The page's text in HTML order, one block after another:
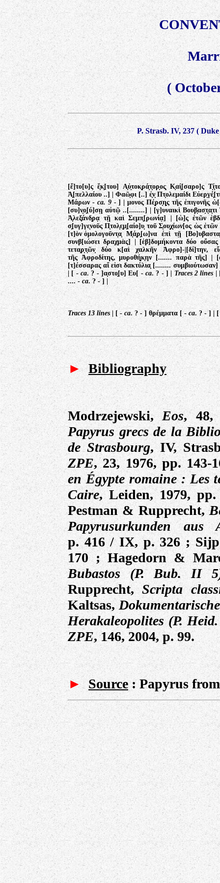
(
P. Strasb. IV, 237 (
[ἔ]το[υ]ς ἕ̣κ̣[του] Α̣ὐ̣τοκ̣ρά̣τ̣ορ̣ος̣ Κ̣αί̣[σαρο]ς
Ἀ̣[πελλαίου ..] | Φαῶ̣φι [..] ἐ̣ν̣ Πτ̣ολεμαίδι
Μάρων - ca. 9- ] | μονος Πέ̣ρσ̣η̣ς τῆς ἐπιγονῆς̣
[συ]ν̣ο̣[ύ]σῃ αὐτῷ ..[........] | [γ]υναικὶ
Ἀ̣λεξάνδ̣ρᾳ τῇ καὶ Σεμπ̣[ρωνίᾳ] | [ὡ]ς ἐτῶν
σ̣[υγ]γε̣νοῦς Π̣τολ̣ε̣μ̣[αίο]υ̣ τοῦ Σ̣ου̣χ̣ίων[ος ὡς
[τ]ὸν ὁμολογοῦντ̣α̣ Μ̣ά̣ρ̣[ω]να ἐπὶ τῇ
συνβ[ιώσει δραχμὰς] | [ἑβ]δομήκοντα δύο
τετα̣ρ̣τ̣ῶν̣ δύο κ[αὶ χαλκῆν Ἀφρο]-|[δί]την,
τῆς Ἀφροδίτης, μυροθή̣κ̣ην [....... παρὰ τῆς] |
[τ]έσσαρας αἵ εἰσι δακτύλια̣ [........
| [ -ca. ? - ]α̣στο̣[υ] Ευ[ -ca. ? - ] | Traces 2 lines
.... - ca. ? - ] |
Traces 13 lines | [ - ca. ? - ] θρέμματα [ - ca. ? - ] |
► Bibliography
Modrzejewski,Eos, 48,
Papyrus grecs de la
de Strasbourg, IV,
ZPE, 23, 1976, pp. 143-
en Égypte romaine : Les
Caire, Leiden, 1979,
Pestman & Rupprecht,
Papyrusurkunden aus
p. 416 / IX, p. 326 ;
170 ; Hagedorn &
Bubastos (P. Bub. II
Rupprecht,Scripta
Kaltsas,
Herakaleopolites (P.
ZPE, 146, 2004, p. 99.
► Source:Papyrus